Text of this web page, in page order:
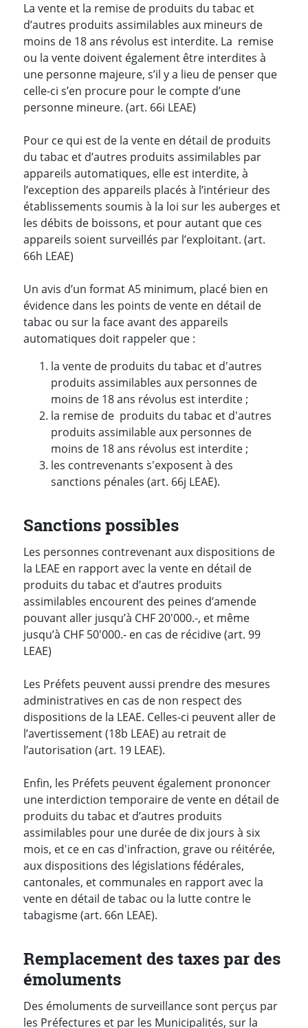
La vente et la remise de produits du tabac et
d’autres produits assimilables aux mineurs de
moins de 18 ans révolus est interdite. La remise
ou la vente doivent également être interdites à
une personne majeure, s’il y a lieu de penser que
celle-ci s’en procure pour le compte d’une
personne mineure. (art. 66i LEAE)
Pour ce qui est de la vente en détail de produits
du tabac et d’autres produits assimilables par
appareils automatiques, elle est interdite, à
l’exception des appareils placés à l’intérieur des
établissements soumis à la loi sur les auberges et
les débits de boissons, et pour autant que ces
appareils soient surveillés par l’exploitant. (art.
66h LEAE)
Un avis d’un format A5 minimum, placé bien en
évidence dans les points de vente en détail de
tabac ou sur la face avant des appareils
automatiques doit rappeler que :
la vente de produits du tabac et d'autres
produits assimilables aux personnes de
moins de 18 ans révolus est interdite ;
la remise de produits du tabac et d'autres
produits assimilable aux personnes de
moins de 18 ans révolus est interdite ;
les contrevenants s'exposent à des
sanctions pénales (art. 66j LEAE).
Sanctions possibles
Les personnes contrevenant aux dispositions de
la LEAE en rapport avec la vente en détail de
produits du tabac et d’autres produits
assimilables encourent des peines d’amende
pouvant aller jusqu’à CHF 20'000.-, et même
jusqu’à CHF 50'000.- en cas de récidive (art. 99
LEAE)
Les Préfets peuvent aussi prendre des mesures
administratives en cas de non respect des
dispositions de la LEAE. Celles-ci peuvent aller de
l’avertissement (18b LEAE) au retrait de
l’autorisation (art. 19 LEAE).
Enfin, les Préfets peuvent également prononcer
une interdiction temporaire de vente en détail de
produits du tabac et d’autres produits
assimilables pour une durée de dix jours à six
mois, et ce en cas d'infraction, grave ou réitérée,
aux dispositions des législations fédérales,
cantonales, et communales en rapport avec la
vente en détail de tabac ou la lutte contre le
tabagisme (art. 66n LEAE).
Remplacement des taxes par des
émoluments
Des émoluments de surveillance sont perçus par
les Préfectures et par les Municipalités, sur la